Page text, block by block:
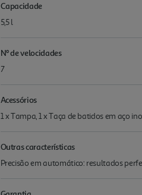
Capacidade
5,5 l
Nº de velocidades
7
Acessórios
1 x Tampa, 1 x Taça de batidos em aço
Outras características
Precisão em automático: resultados